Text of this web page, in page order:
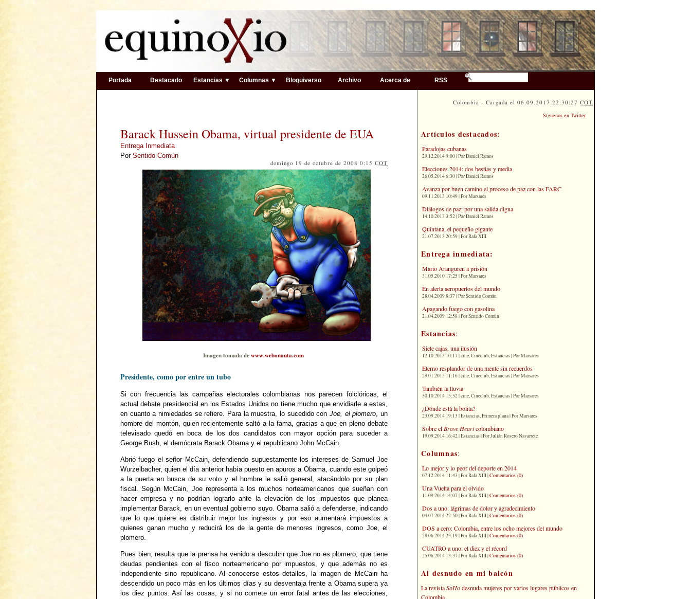
Portada Destacado Estancias ▼ Columnas ▼ Bloguiverso Archivo Acerca de RSS
Colombia - Cargada el 06.09.2017 22:30:27COT
Barack Hussein Obama, virtual presidente de EUA
Entrega Inmediata
Por Sentido Común
domingo 19 de octubre de 2008 0:15COT
Imagen tomada de www.webonauta.com
Presidente, como por entre un tubo
Si con frecuencia las campañas electorales colombianas nos parecen folclóricas, el
actual debate presidencial en los Estados Unidos no tiene mucho que envidiarle a estas,
en cuanto a nimiedades se refiere. Para la muestra, lo sucedido con Joe, el plomero, un
hombre del montón, quien recientemente saltó a la fama, gracias a que en pleno debate
televisado quedó en boca de los dos candidatos con mayor opción para suceder a
George Bush, el demócrata Barack Obama y el republicano John McCain.
Abrió fuego el señor McCain, defendiendo supuestamente los intereses de Samuel Joe
Wurzelbacher, quien el día anterior había puesto en apuros a Obama, cuando este golpeó
a la puerta en busca de su voto y el hombre le salió general, atacándolo por su plan
fiscal. Según McCain, Joe representa a los muchos norteamericanos que sueñan con
hacer empresa y no podrían lograrlo ante la elevación de los impuestos que planea
implementar Barack, en un eventual gobierno suyo. Obama salió a defenderse, indicando
que lo que quiere es distribuir mejor los ingresos y por eso aumentará impuestos a
quienes ganan mucho y reducirá los de la gente de menores ingresos, como Joe, el
plomero.
Pues bien, resulta que la prensa ha venido a descubrir que Joe no es plomero, que tiene
deudas pendientes con el fisco norteamericano por impuestos, y que además no es
independiente sino republicano. Al conocerse estos detalles, la imagen de McCain ha
descendido un poco más en los últimos días y su desventaja frente a Obama supera ya
los diez puntos. Así las cosas, y si no comete un error fatal antes de las elecciones,
Síguenos en Twitter
Artículos destacados:
Paradojas cubanas
29.12.2014 9:00 | Por Daniel Ramos
Elecciones 2014: dos bestias y media
26.05.2014 6:30 | Por Daniel Ramos
Avanza por buen camino el proceso de paz con las FARC
09.11.2013 10:49 | Por Marsares
Diálogos de paz: por una salida digna
14.10.2013 3:52 | Por Daniel Ramos
Quintana, el pequeño gigante
21.07.2013 20:59 | Por Rafa XIII
Entrega inmediata:
Mario Aranguren a prisión
31.05.2010 17:25 | Por Marsares
En alerta aeropuertos del mundo
28.04.2009 8:37 | Por Sentido Común
Apagando fuego con gasolina
21.04.2009 12:58 | Por Sentido Común
Estancias:
Siete cajas, una ilusión
12.10.2015 10:17 | cine, Cineclub, Estancias | Por Marsares
Eterno resplandor de una mente sin recuerdos
29.01.2015 11:16 | cine, Cineclub, Estancias | Por Marsares
También la lluvia
30.10.2014 15:52 | cine, Cineclub, Estancias | Por Marsares
¿Dónde está la bolita?
23.09.2014 19:13 | Estancias, Primera plana | Por Marsares
Sobre el Brave Heartcolombiano
19.09.2014 16:42 | Estancias | Por Julián Rosero Navarrete
Columnas:
Lo mejor y lo peor del deporte en 2014
07.12.2014 11:43 | Por Rafa XIII |Comentarios (0)
Una Vuelta para el olvido
11.09.2014 14:07 | Por Rafa XIII |Comentarios (0)
Dos a uno: lágrimas de dolor y agradecimiento
04.07.2014 22:50 | Por Rafa XIII |Comentarios (0)
DOS a cero: Colombia, entre los ocho mejores del mundo
28.06.2014 23:19 | Por Rafa XIII |Comentarios (0)
CUATRO a uno: el diez y el récord
25.06.2014 13:37 | Por Rafa XIII |Comentarios (0)
Al desnudo en mi balcón
La revistaSoHodesnuda mujeres por varios lugares públicos en
Colombia